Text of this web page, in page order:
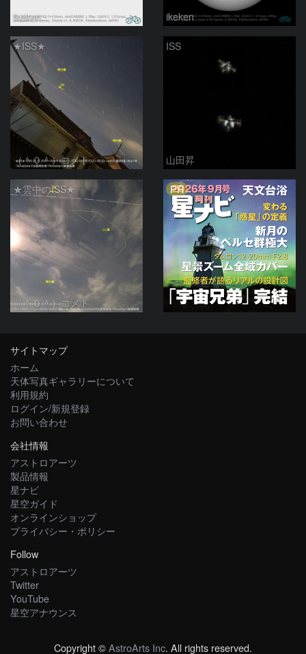
ikeken ikeken
★ISS★
（＾０＾）コメト
ISS
山田昇
★雲中のISS★
（＾０＾）コメト
PR
サイトマップ
ホーム
天体写真ギャラリーについて
利用規約
ログイン/新規登録
お問い合わせ
会社情報
アストロアーツ
製品情報
星ナビ
星空ガイド
オンラインショップ
プライバシー・ポリシー
Follow
アストロアーツ
Twitter
YouTube
星空アナウンス
Copyright ©AstroArts Inc. All rights reserved.